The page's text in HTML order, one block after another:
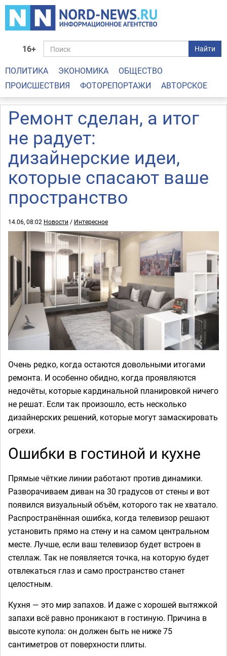
16+ Найти
ПОЛИТИКА ЭКОНОМИКА
ОБЩЕСТВО
ПРОИСШЕСТВИЯ
ФОТОРЕПОРТАЖИ АВТОРСКОЕ
Ремонт сделан, а итог
не радует:
дизайнерские идеи,
которые спасают ваше
пространство
14.06, 08:02 Новости / Интересное
Очень редко, когда остаются довольными итогами
ремонта. И особенно обидно, когда проявляются
недочёты, которые кардинальной планировкой ничего
не решат. Если так произошло, есть несколько
дизайнерских решений, которые могут замаскировать
огрехи.
Ошибки в гостиной и кухне
Прямые чёткие линии работают против динамики.
Разворачиваем диван на 30 градусов от стены и вот
появился визуальный объём, которого так не хватало.
Распространённая ошибка, когда телевизор решают
установить прямо на стену и на самом центральном
месте. Лучше, если ваш телевизор будет встроен в
стеллаж. Так не появляется точка, на которую будет
отвлекаться глаз и само пространство станет
целостным.
Кухня — это мир запахов. И даже с хорошей вытяжкой
запахи всё равно проникают в гостиную. Причина в
высоте купола: он должен быть не ниже 75
сантиметров от поверхности плиты.